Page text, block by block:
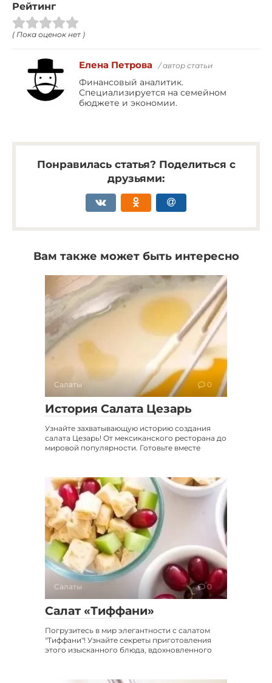
Рейтинг
( Пока оценок нет )
Елена Петрова / автор статьи
Финансовый аналитик.
Специализируется на семейном
бюджете и экономии.
Понравилась статья? Поделиться с
друзьями:
Вам также может быть интересно
Салаты 0
История Салата Цезарь
Узнайте захватывающую историю создания
салата Цезарь! От мексиканского ресторана до
мировой популярности. Готовьте вместе
Салаты 0
Салат «Тиффани»
Погрузитесь в мир элегантности с салатом
"Тиффани"! Узнайте секреты приготовления
этого изысканного блюда, вдохновленного